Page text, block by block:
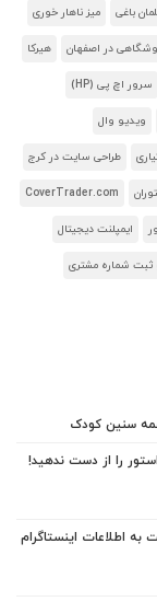
باغی میز ناهار خوری
در اصفهان هیرکا
سرور اچ پی (HP)
ویدیو وال
طراحی سایت در کرج
CoverTrader.com
ایمپلنت دیجیتال
ثبت شماره مشتری
همه سنین کودک
استور را از دست ندهید!